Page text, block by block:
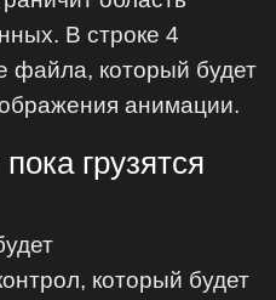
В строке 4
файла, который будет
анимации.
грузятся
который будет